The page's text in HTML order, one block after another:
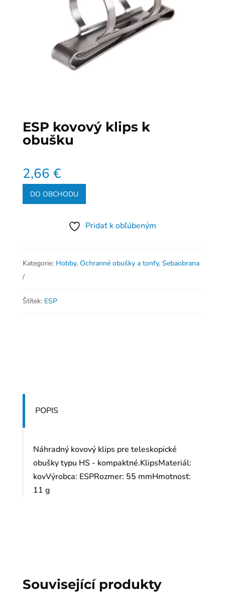
ESP kovový klips k
obušku
2,66 €
DO OBCHODU
Pridať k obľúbeným
Kategorie: Hobby, Ochranné obušky a tonfy, Sebaobrana
Štítek: ESP
POPIS
Náhradný kovový klips pre teleskopické
obušky typu HS - kompaktné.KlipsMateriál:
kovVýrobca: ESPRozmer: 55 mmHmotnosť:
11 g
Související produkty